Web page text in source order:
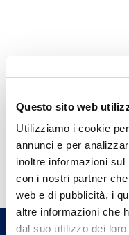
Questo sito web
Utilizziamo i cookie
annunci e per
inoltre informazioni
con i nostri partner
web e di pubblicità, i
altre informazioni che
dal suo utilizzo dei
Hai
Trova l'Agenzia
un nostro